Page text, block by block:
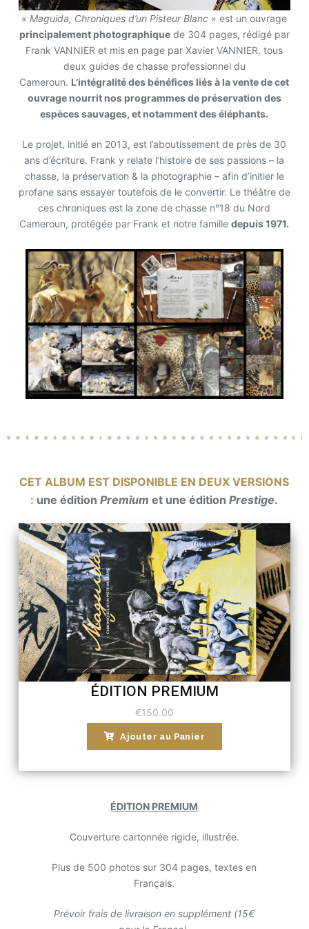
« Maguida, Chroniques d’un Pisteur Blanc »est un ouvrage
principalement photographiquede 304 pages, rédigé par
Frank VANNIER et mis en page par Xavier VANNIER, tous
deux guides de chasse professionnel du
Cameroun. L’intégralité des bénéfices liés à la vente de cet
ouvrage nourrit nos programmes de préservation des
espèces sauvages, et notamment deséléphants.
Le projet, initié en 2013, est l’aboutissement de près de 30
ans d’écriture. Frank y relate l’histoire de ses passions – la
chasse, la préservation & la photographie – afin d’initier le
profane sans essayer toutefois de le convertir. Le théâtre de
ces chroniques est la zone de chasse n°18 du Nord
Cameroun, protégée par Frank et notre familledepuis 1971.
CET ALBUM EST DISPONIBLE EN DEUX VERSIONS
: une éditionPremium et une éditionPrestige.
ÉDITION PREMIUM
€150.00
Ajouter au Panier
ÉDITION PREMIUM
Couverture cartonnée rigide, illustrée.
Plus de 500 photos sur 304 pages, textes en
Français.
Prévoir frais de livraison en supplément (15€